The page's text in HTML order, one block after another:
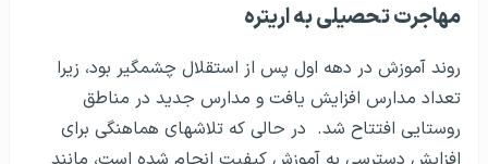
مهاجرت تحصیلی‌ به اریتره
روند آموزش در دهه اول پس از استقلال چشمگیر بود، زیرا
تعداد مدارس افزایش یافت و مدارس جدید در مناطق
روستایی افتتاح شد. در حالی که تلاشهای هماهنگی برای